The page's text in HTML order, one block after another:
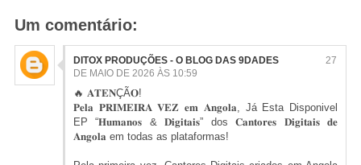
Um comentário:
DITOX PRODUÇÕES - O BLOG DAS 9DADES
27
DE MAIO DE 2026 ÀS 10:59
🔥 𝐀𝐓𝐄𝐍ÇÃ𝐎!
𝐏𝐞𝐥𝐚 𝐏𝐑𝐈𝐌𝐄𝐈𝐑𝐀 𝐕𝐄𝐙 𝐞𝐦 𝐀𝐧𝐠𝐨𝐥𝐚, Já Esta Disponivel
EP “𝐇𝐮𝐦𝐚𝐧𝐨𝐬 & 𝐃𝐢𝐠𝐢𝐭𝐚𝐢𝐬” dos 𝐂𝐚𝐧𝐭𝐨𝐫𝐞𝐬 𝐃𝐢𝐠𝐢𝐭𝐚𝐢𝐬 𝐝𝐞
𝐀𝐧𝐠𝐨𝐥𝐚 em todas as plataformas!